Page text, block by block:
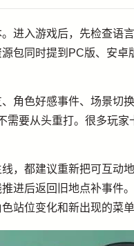
进入游戏后，先检查语
包同时提到PC版、安
角色好感事件、场景切
要从头重打。很多玩家
，都建议重新把可互动
进后返回旧地点补事件
站位变化和新出现的菜单